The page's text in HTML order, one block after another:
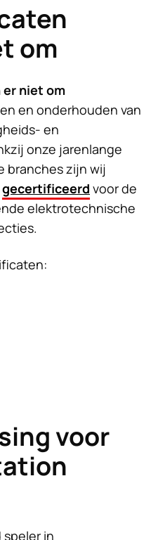
om
niet om
en onderhouden van
en
onze jarenlange
branches zijn wij
gecertificeerd voor de
elektrotechnische
voor
speler in